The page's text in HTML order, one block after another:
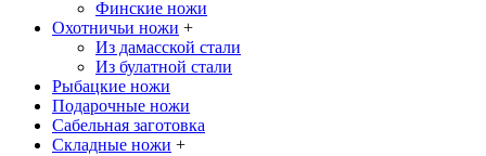
Финские ножи
Охотничьи ножи +
Из дамасской стали
Из булатной стали
Рыбацкие ножи
Подарочные ножи
Сабельная заготовка
Складные ножи +